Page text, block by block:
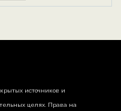
источников и
целях. Права на